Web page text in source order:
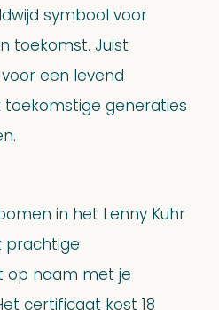
symbool voor
toekomst. Juist
een levend
generaties
in het Lenny Kuhr
prachtige
op naam met je
certificaat kost 18